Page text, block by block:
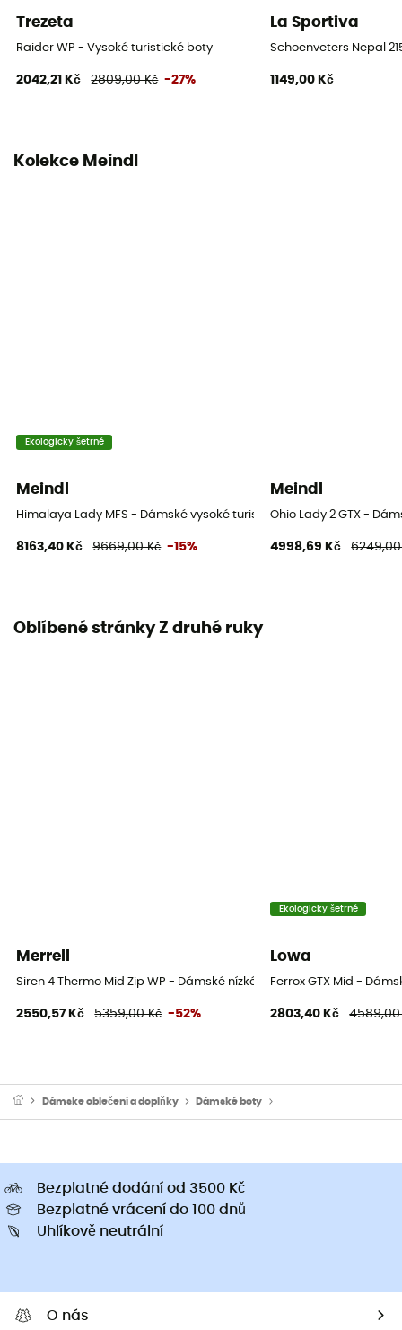
Šňůrky s očky
Materiál svršku
Ano
Trezeta
Raider WP - Vysoké turistické boty
2042,21 Kč 2809,00 Kč -27%
La Sportiva
Schoenveters Nepal
1149,00 Kč
Kolekce Meindl
Ekologicky šetrné
Meindl
Himalaya Lady MFS - Dámské vysoké turistické boty
8163,40 Kč 9669,00 Kč -15%
Meindl
Ohio Lady 2 GTX -
4998,69 Kč 6249,00
Oblíbené stránky Z druhé ruky
Merrell
Siren 4 Thermo Mid Zip WP - Dámské nízké turistické boty
2550,57 Kč 5359,00 Kč -52%
Ekologicky šetrné
Lowa
Ferrox GTX Mid -
2803,40 Kč 4589,00
Dámske oblečeni a doplňky Dámské boty
Bezplatné dodání od 3500 Kč
Bezplatné vrácení do 100 dnů
Uhlíkově neutrální
O nás